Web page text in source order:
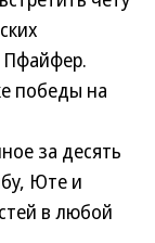
победы на
за десять
Юте и
в любой